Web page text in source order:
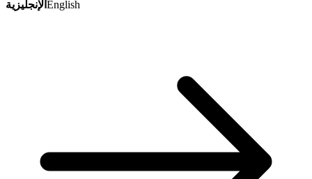
الإنجليزية English